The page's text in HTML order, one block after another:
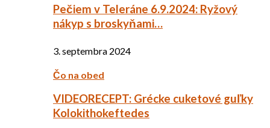
Pečiem v Teleráne 6.9.2024: Ryžový
nákyp s broskyňami…
3. septembra 2024
Čo na obed
VIDEORECEPT: Grécke cuketové guľky
Kolokithokeftedes